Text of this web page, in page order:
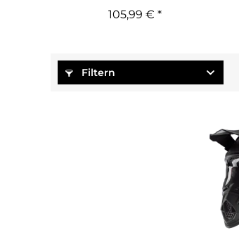
105,99 € *
Filtern